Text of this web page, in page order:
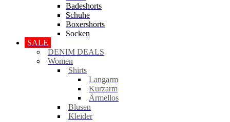
Badeshorts
Schuhe
Boxershorts
Socken
SALE
DENIM DEALS
Women
Shirts
Langarm
Kurzarm
Ärmellos
Blusen
Kleider